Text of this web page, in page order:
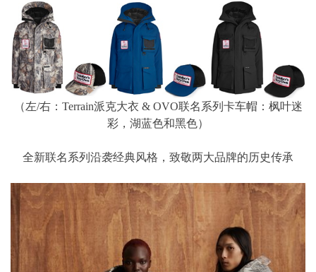
（左/右：Terrain派克大衣 & OVO联名系列卡车帽：枫叶迷
彩，湖蓝色和黑色）
全新联名系列沿袭经典风格，致敬两大品牌的历史传承